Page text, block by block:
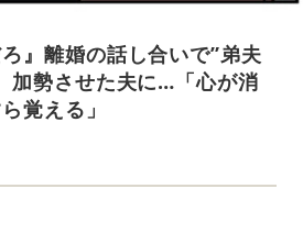
ろ』離婚の話し合いで”弟夫
加勢させた夫に…「心が消
覚える」